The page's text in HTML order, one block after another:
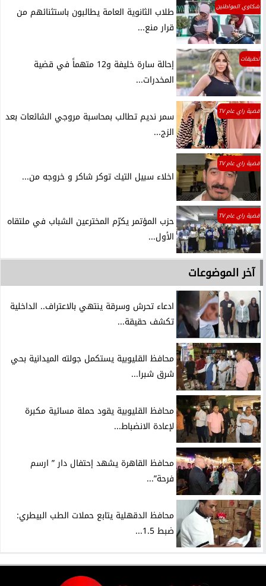
شكاوي المواطنين
طلاب الثانوية العامة يطالبون باستثنائهم من
قرار منع...
تحقيقات
إحالة سارة خليفة و12 متهماً في قضية
المخدرات...
قضية راي عام TV
سمر نديم تطالب بمحاسبة مروجي الشائعات بعد
الزج...
قضية راي عام TV
اخلاء سبيل التيك توكر شاكر و خروجه من...
قضية راي عام TV
حزب المؤتمر يكرّم المخترعين الشباب في ملتقاه
الأول...
آخر الموضوعات
ادعاء تحرش وسرقة ينتهي بالاعتراف.. الداخلية
تكشف حقيقة...
محافظ القليوبية يستكمل جولته الميدانية بحي
شرق شبرا...
محافظ القليوبية يقود حملة مسائية مكبرة
لإعادة الانضباط...
محافظ القاهرة يشهد إحتفال دار ” ارسم
فرحة”...
محافظ الدقهلية يتابع حملات الطب البيطري:
ضبط 1.5...